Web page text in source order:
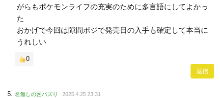
がらもポケモンライフの充実のために多言語にしてよかっ
た
おかげで今回は隙間ポジで発売日の入手も確定して本当に
うれしい
0
返信
名無しの困バズり 2025.4.25 23:31